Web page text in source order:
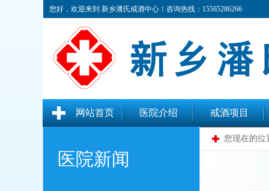
您好，欢迎来到 新乡潘氏戒酒中心！咨询热线：15565286266
网站首页 医院介绍 戒酒项目
医院新闻
您现在的位